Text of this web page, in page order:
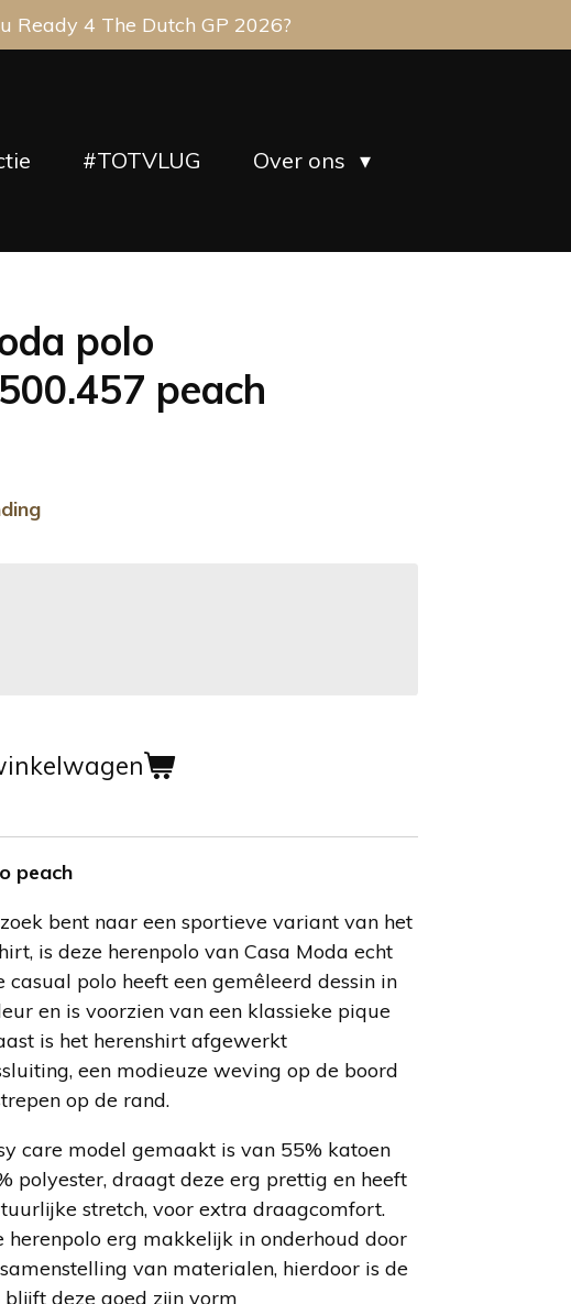
Ready 4 The Dutch GP 2026?
#TOTVLUG
Over ons
polo
peach
peach
bent naar een sportieve variant van het
is deze herenpolo van Casa Moda echt
casual polo heeft een gemêleerd dessin in
en is voorzien van een klassieke pique
is het herenshirt afgewerkt
een modieuze weving op de boord
op de rand.
care model gemaakt is van 55% katoen
polyester, draagt deze erg prettig en heeft
stretch, voor extra draagcomfort.
herenpolo erg makkelijk in onderhoud door
van materialen, hierdoor is de
deze goed zijn vorm